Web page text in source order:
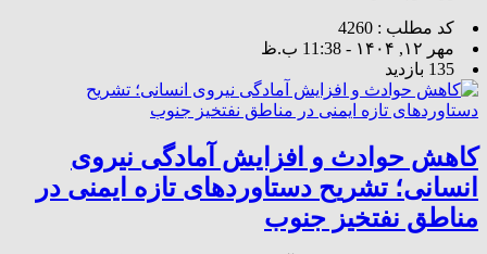
کد مطلب : 4260
مهر ۱۲, ۱۴۰۴ - 11:38 ب.ظ
135 بازدید
کاهش حوادث و افزایش آمادگی نیروی
انسانی؛ تشریح دستاوردهای تازه ایمنی در
مناطق نفت​خیز جنوب